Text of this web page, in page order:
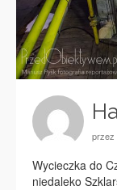
przez
Wycieczka do
niedaleko